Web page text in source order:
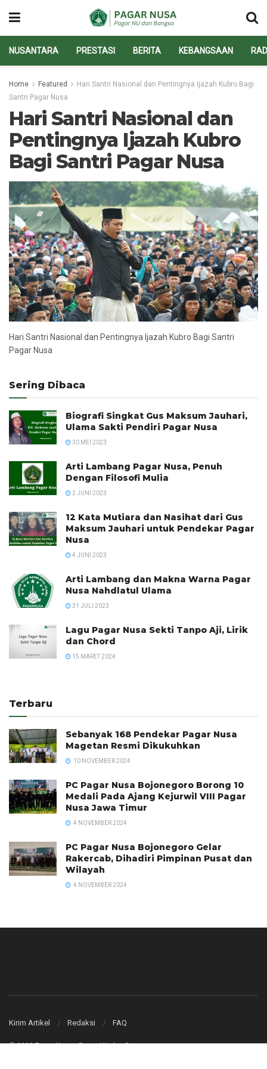
NUSANTARA PRESTASI BERITA KEBANGSAAN
Home Featured
Hari Santri Nasional dan Pentingnya Ijazah Kubro Bagi
Santri Pagar Nusa
Hari Santri Nasional dan
Pentingnya Ijazah Kubro
Bagi Santri Pagar Nusa
Hari Santri Nasional dan Pentingnya Ijazah Kubro Bagi Santri
Pagar Nusa
Sering Dibaca
Biografi Singkat Gus Maksum Jauhari,
Ulama Sakti Pendiri Pagar Nusa
30 MEI 2023
Arti Lambang Pagar Nusa, Penuh
Dengan Filosofi Mulia
2 JUNI 2023
12 Kata Mutiara dan Nasihat dari Gus
Maksum Jauhari untuk Pendekar Pagar
Nusa
4 JUNI 2023
Arti Lambang dan Makna Warna Pagar
Nusa Nahdlatul Ulama
31 JULI 2023
Lagu Pagar Nusa Sekti Tanpo Aji, Lirik
dan Chord
15 MARET 2024
Terbaru
Sebanyak 168 Pendekar Pagar Nusa
Magetan Resmi Dikukuhkan
10 NOVEMBER 2024
PC Pagar Nusa Bojonegoro Borong 10
Medali Pada Ajang Kejurwil VIII Pagar
Nusa Jawa Timur
4 NOVEMBER 2024
PC Pagar Nusa Bojonegoro Gelar
Rakercab, Dihadiri Pimpinan Pusat dan
Wilayah
4 NOVEMBER 2024
Kirim Artikel Redaksi FAQ
© 2023Pagar Nusa- Pagar NU dan Bangsa..